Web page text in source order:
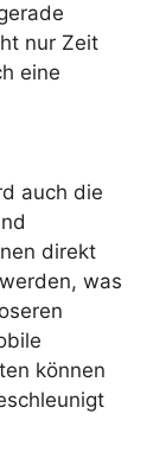
nur Zeit
eine
auch die
direkt
was
können